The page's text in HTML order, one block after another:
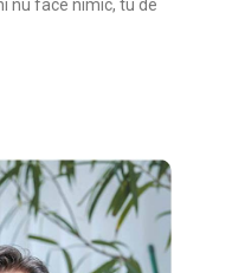
nu face nimic, tu de